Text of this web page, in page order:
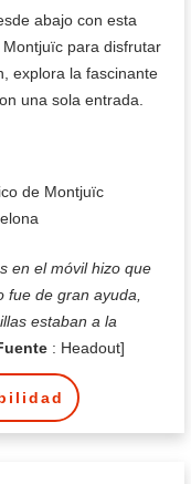
abajo con esta
para disfrutar
explora la fascinante
una sola entrada.
de Montjuïc
en el móvil hizo que
de gran ayuda,
estaban a la
: Headout]